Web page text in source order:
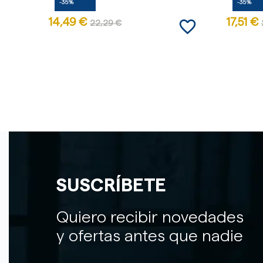
-35%
14,49 € 22,29 € favorite_border
-35%
17,51 €
SUSCRÍBETE
Quiero recibir novedades
y ofertas antes que nadie